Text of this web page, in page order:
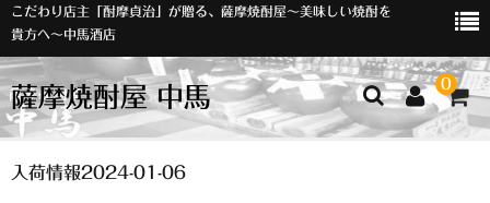
こだわり店主「酎摩貞治」が贈る、薩摩焼酎屋～美味しい焼酎を
貴方へ～中馬酒店
薩摩焼酎屋 中馬 0
ホーム
入荷情報2024-01-06